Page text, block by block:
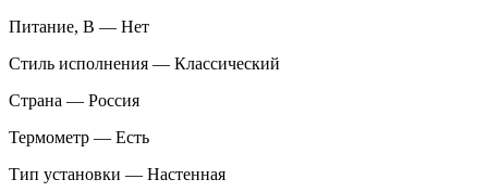
Питание, В — Нет
Стиль исполнения — Классический
Страна — Россия
Термометр — Есть
Тип установки — Настенная